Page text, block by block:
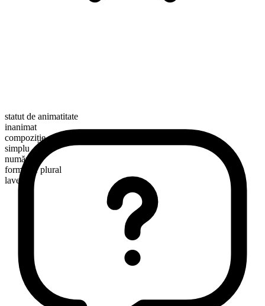
statut de animatitate
inanimat
compoziție morfologică
simplu
numărabil
formă de plural
lavers